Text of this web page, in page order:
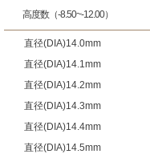
高度数（-8.50~-12.00）
直径(DIA)14.0mm
直径(DIA)14.1mm
直径(DIA)14.2mm
直径(DIA)14.3mm
直径(DIA)14.4mm
直径(DIA)14.5mm